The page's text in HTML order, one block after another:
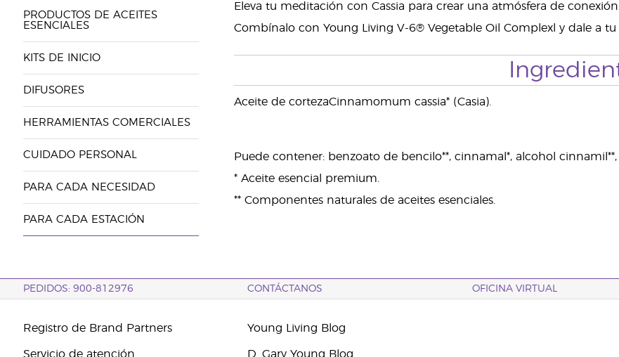
PRODUCTOS DE ACEITES
ESENCIALES
KITS DE INICIO
DIFUSORES
HERRAMIENTAS COMERCIALES
CUIDADO PERSONAL
PARA CADA NECESIDAD
PARA CADA ESTACIÓN
Eleva tu meditación con Cassia para crear una atmósfera de conexión.
Combínalo con Young Living V-6® Vegetable Oil Complexl y dale a tu
Aceite de cortezaCinnamomum cassia* (Casia).
Puede contener: benzoato de bencilo**, cinnamal*, alcohol
* Aceite esencial premium.
** Componentes naturales de aceites esenciales.
PEDIDOS: 900-812976 CONTÁCTANOS OFICINA VIRTUAL
Registro de Brand Partners
Servicio de atención
Young Living Blog
D. Gary Young Blog